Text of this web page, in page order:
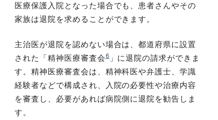
医療保護入院となった場合でも、患者さんやその
家族は退院を求めることができます。
主治医が退院を認めない場合は、都道府県に設置
された「精神医療審査会6」に退院の請求ができま
す。精神医療審査会は、精神科医や弁護士、学識
経験者などで構成され、入院の必要性や治療内容
を審査し、必要があれば病院側に退院を勧告しま
す。